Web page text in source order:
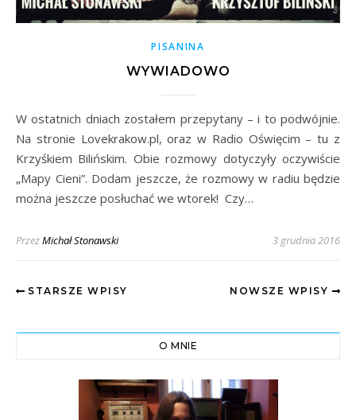
PISANINA
WYWIADOWO
W ostatnich dniach zostałem przepytany – i to podwójnie.
Na stronie Lovekrakow.pl, oraz w Radio Oświęcim – tu z
Krzyśkiem Bilińskim. Obie rozmowy dotyczyły oczywiście
„Mapy Cieni”. Dodam jeszcze, że rozmowy w radiu będzie
można jeszcze posłuchać we wtorek! Czy…
PrzezMichał Stonawski 3 grudnia 2016
STARSZE WPISY NOWSZE WPISY
O MNIE